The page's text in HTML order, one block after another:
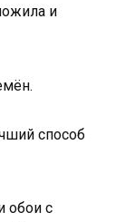
и
способ
обои с